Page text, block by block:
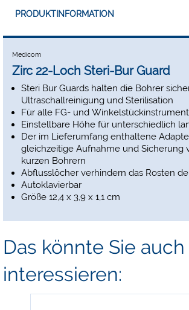
PRODUKTINFORMATION
Medicom
Zirc 22-Loch Steri-Bur Guard
Steri Bur Guards halten die Bohrer
Ultraschallreinigung und Sterilisation
Für alle FG- und
Einstellbare Höhe für unterschiedlich
Der im Lieferumfang enthaltene
gleichzeitige Aufnahme und Sicherung
kurzen Bohrern
Abflusslöcher verhindern das Rosten
Autoklavierbar
Größe 12,4 x 3,9 x 1,1 cm
Das könnte Sie auch
interessieren: